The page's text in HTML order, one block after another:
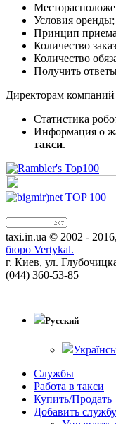
Условия оренды;
Принцип приема
Количество
Количество
Получить
Директорам компаний
Статистика
Информация о
такси.
taxi.in.ua © 2002 -
бюро Vertykal.
г. Киев, ул.
(044) 360-53-85
Русский
Службы
Работа в такси
Купить/Продать
Добавить службу